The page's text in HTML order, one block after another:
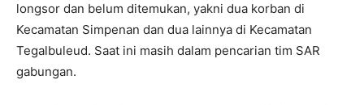
longsor dan belum ditemukan, yakni dua korban di
Kecamatan Simpenan dan dua lainnya di Kecamatan
Tegalbuleud. Saat ini masih dalam pencarian tim SAR
gabungan.